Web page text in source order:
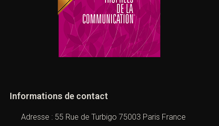
Informations de contact
Adresse : 55 Rue de Turbigo 75003 Paris France